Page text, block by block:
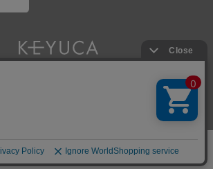
KAWAJUN Co., Ltd. All Rights Reserved.